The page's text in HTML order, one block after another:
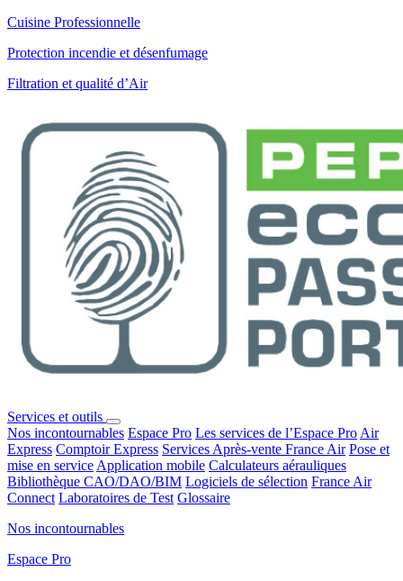
Cuisine Professionnelle
Protection incendie et désenfumage
Filtration et qualité d’Air
Services et outils
Nos incontournables Espace Pro Les services de l’Espace Pro Air
Express Comptoir Express Services Après-vente France Air Pose et
mise en service Application mobile Calculateurs aérauliques
Bibliothèque CAO/DAO/BIM Logiciels de sélection France Air
Connect Laboratoires de Test Glossaire
Nos incontournables
Espace Pro